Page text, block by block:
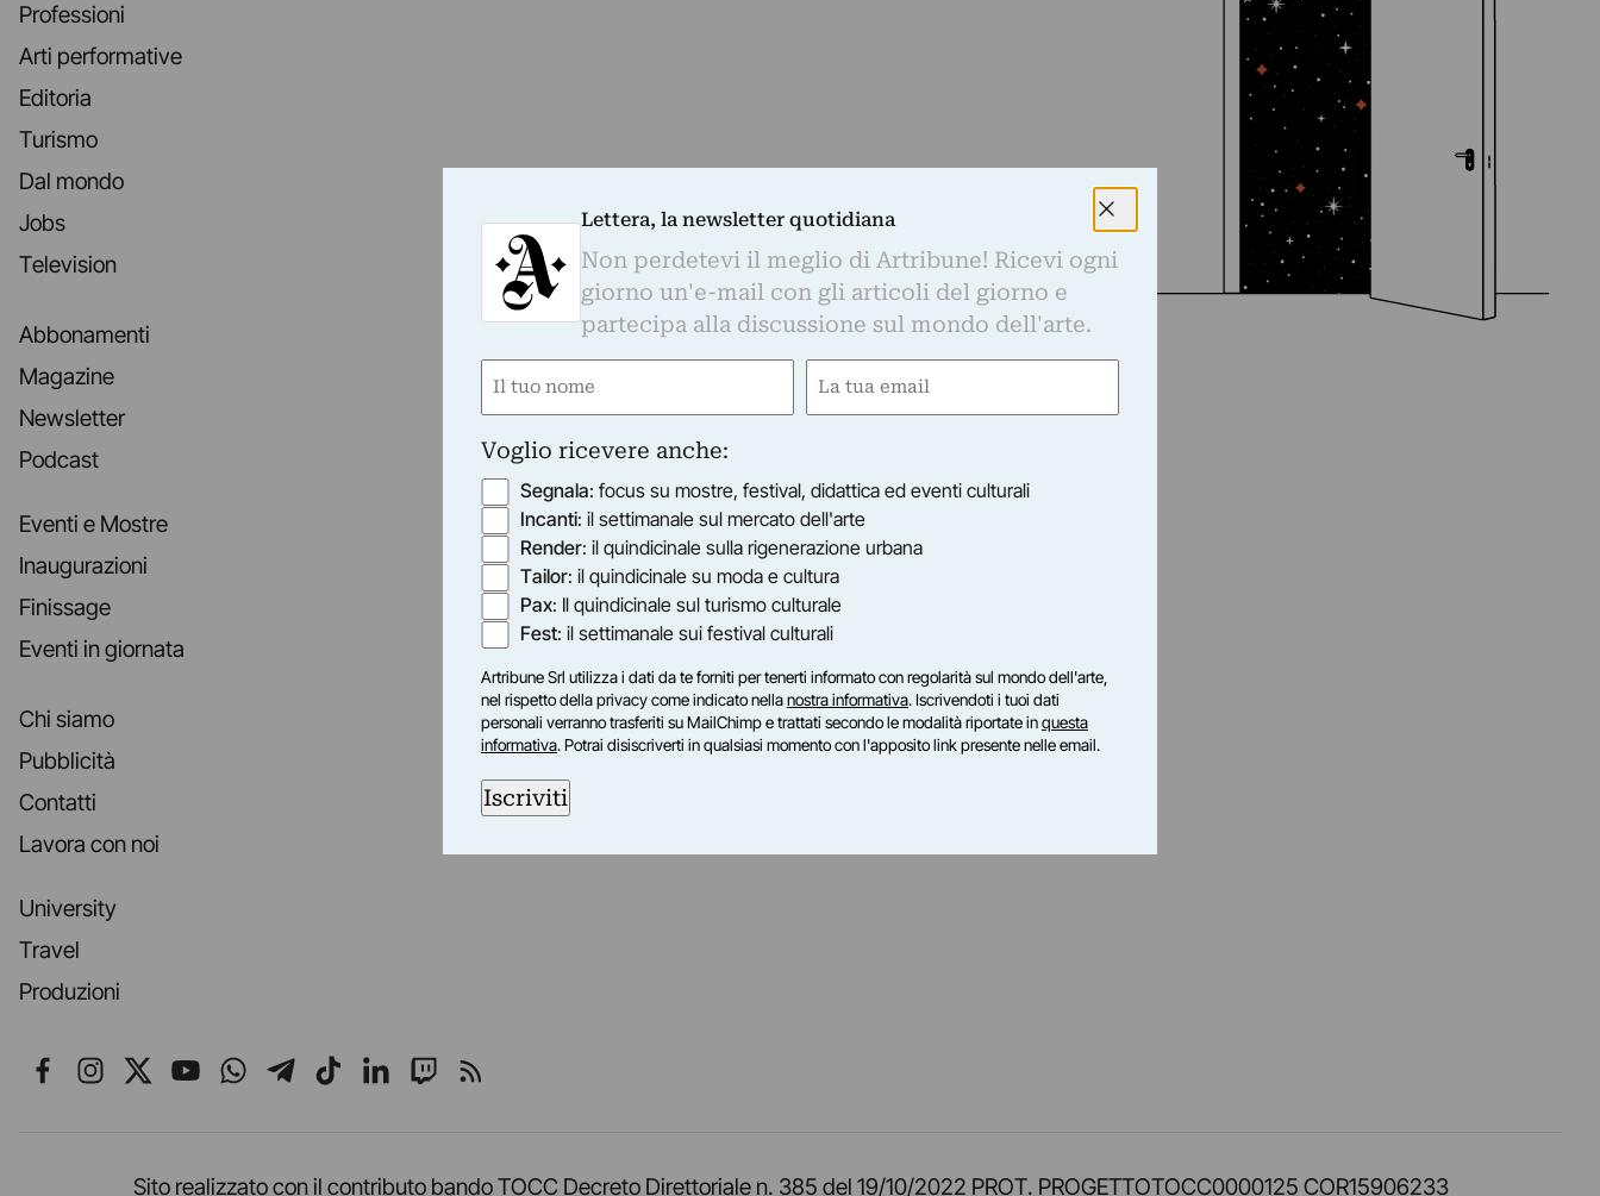
Professioni
Arti performative
Editoria
Turismo
Dal mondo
Jobs
Television
Abbonamenti
Magazine
Newsletter
Podcast
Eventi e Mostre
Inaugurazioni
Finissage
Eventi in giornata
Chi siamo
Pubblicità
Contatti
Lavora con noi
University
Travel
Produzioni
Seguici su Facebook
Seguici su Instagram
Seguici su X
Seguici su YouTube
Seguici su WhatsApp
Seguici su Telegram
Seguici su TikTok
Seguici su LinkedIn
Seguici su Twitch
Seguici su Rss
Sito realizzato con il contributo bando TOCC Decreto Direttoriale n. 385 del 19/10/2022 PROT. PROGETTOTOCC0000125 COR15906233
Lettera, la newsletter quotidiana
Non perdetevi il meglio di Artribune! Ricevi ogni
giorno un'e-mail con gli articoli del giorno e
partecipa alla discussione sul mondo dell'arte.
Nome
Email
Voglio ricevere anche:
Segnala: focus su mostre, festival, didattica ed eventi culturali
Incanti: il settimanale sul mercato dell'arte
Render: il quindicinale sulla rigenerazione urbana
Tailor: il quindicinale su moda e cultura
Pax: Il quindicinale sul turismo culturale
Fest: il settimanale sui festival culturali
Artribune Srl utilizza i dati da te forniti per tenerti informato con regolarità sul mondo dell'arte,
nel rispetto della privacy come indicato nellanostra informativa. Iscrivendoti i tuoi dati
personali verranno trasferiti su MailChimp e trattati secondo le modalità riportate inquesta
informativa. Potrai disiscriverti in qualsiasi momento con l'apposito link presente nelle email.
Iscriviti